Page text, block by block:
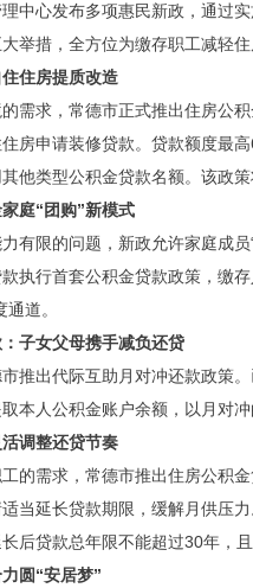
中心发布多项惠民新政，通过
举措，全方位为缴存职工减轻
住房提质改造
需求，常德市正式推出住房公
房申请装修贷款。贷款额度最
他类型公积金贷款名额。该政
庭“团购”新模式
有限的问题，新政允许家庭成
执行首套公积金贷款政策，缴
道。
子女父母携手减负还贷
推出代际互助月对冲还款政策
本人公积金账户余额，以月对
调整还贷节奏
的需求，常德市推出住房公积
当延长贷款期限，缓解月供压
后贷款总年限不能超过30年，
圆“安居梦”